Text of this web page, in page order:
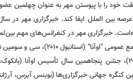
خود را با پیوستن مهر به عنوان چهلمین عضو
خبرگزاری مهر در کنفرانس‌های مهم
رسانه‌ها (چین ۲۰۰۹)، نشست سران اوآنا (کره جنوبی ۲۰۱۰)،